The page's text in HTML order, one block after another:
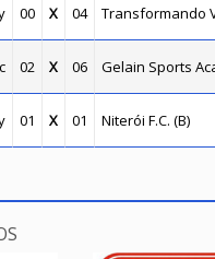
00 X 04 Transformando
02 X 06 Gelain Sports
01 X 01 Niterói F.C. (B)